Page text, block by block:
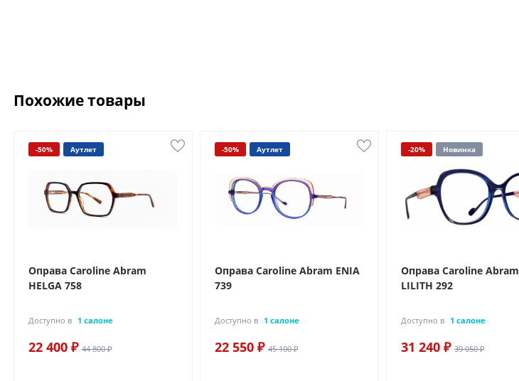
Похожие товары
-50% Аутлет
Оправа Caroline Abram
HELGA 758
Доступно в 1 салоне
22 400 ₽ 44 800 ₽
-50% Аутлет
Оправа Caroline Abram ENIA
739
Доступно в 1 салоне
22 550 ₽ 45 100 ₽
-20% Новинка
Оправа Caroline Abram
LILITH 292
Доступно в 1 салоне
31 240 ₽ 39 050 ₽